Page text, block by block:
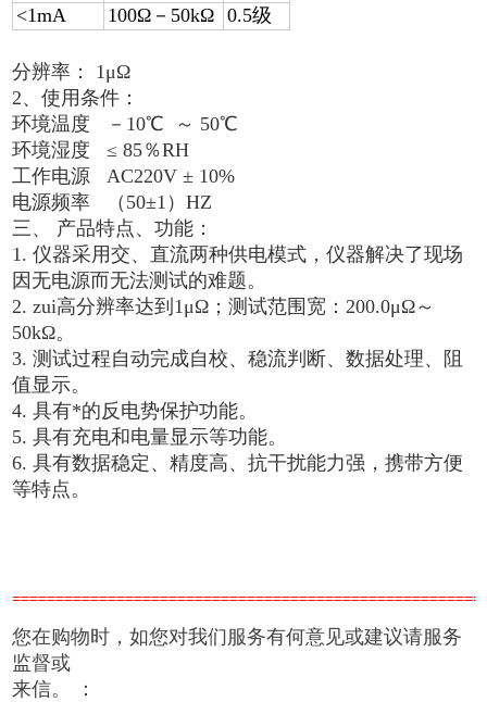
<1mA
100Ω －50kΩ 0.5级
分辨率： 1μΩ
2、使用条件：
环境温度 －10℃ ～ 50℃
环境湿度 ≤ 85％RH
工作电源 AC220V ± 10%
电源频率 （50±1）HZ
三、 产品特点、功能：
1. 仪器采用交、直流两种供电模式，仪器解决了现场
因无电源而无法测试的难题。
2. zui高分辨率达到1μΩ；测试范围宽：200.0μΩ～
50kΩ。
3. 测试过程自动完成自校、稳流判断、数据处理、阻
值显示。
4. 具有*的反电势保护功能。
5. 具有充电和电量显示等功能。
6. 具有数据稳定、精度高、抗干扰能力强，携带方便
等特点。
您在购物时，如您对我们服务有何意见或建议请服务
监督或
来信。
：